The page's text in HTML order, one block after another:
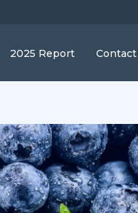
2025 Report Contact